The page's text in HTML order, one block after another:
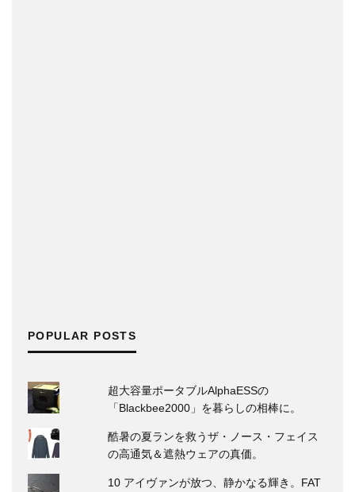
POPULAR POSTS
超大容量ポータブルAlphaESSの
「Blackbee2000」を暮らしの相棒に。
酷暑の夏ランを救うザ・ノース・フェイス
の高通気＆遮熱ウェアの真価。
10 アイヴァンが放つ、静かなる輝き。FAT